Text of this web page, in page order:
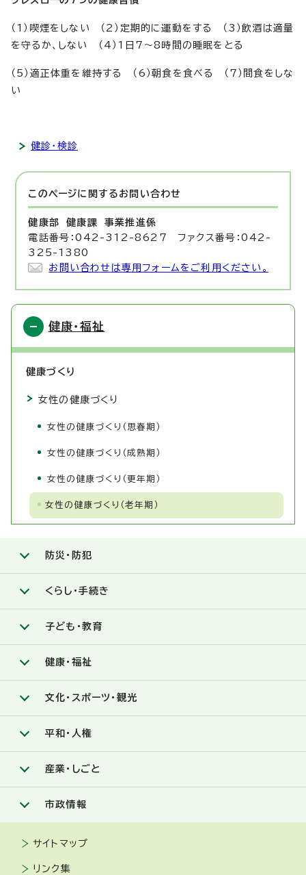
（1）喫煙をしない （2）定期的に運動をする （3）飲酒は適量
を守るか、しない （4）1日7～8時間の睡眠をとる
（5）適正体重を維持する （6）朝食を食べる （7）間食をしな
い
健診・検診
このページに関する お問い合わせ
健康部 健康課 事業推進係
電話番号：042-312-8627 ファクス番号：042-
325-1380
お問い合わせは専用フォームをご利用ください。
健康・福祉
健康づくり
女性の健康づくり
女性の健康づくり（思春期）
女性の健康づくり（成熟期）
女性の健康づくり（更年期）
女性の健康づくり（老年期）
防災・防犯
くらし・手続き
子ども・教育
健康・福祉
文化・スポーツ・観光
平和・人権
産業・しごと
市政情報
サイトマップ
リンク集